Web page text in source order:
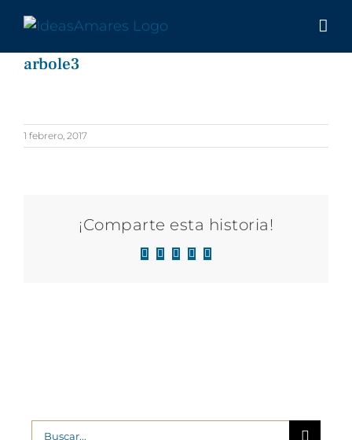
contenido
arbole3
1 febrero, 2017
¡Comparte esta historia!
Facebook
X LinkedIn
WhatsApp
Correo
Buscar: